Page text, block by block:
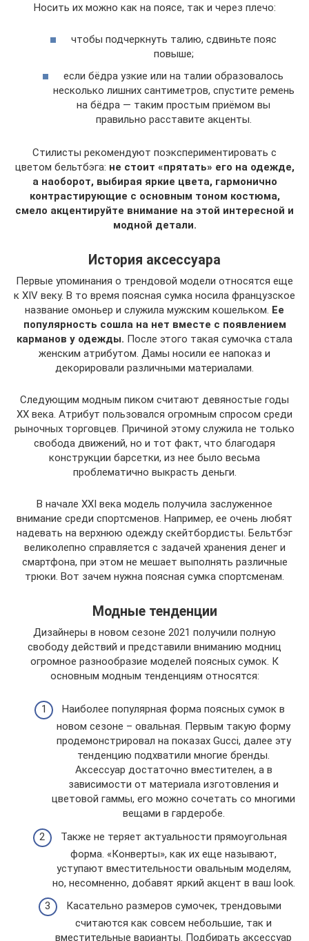
Носить их можно как на поясе, так и через плечо:
чтобы подчеркнуть талию, сдвиньте пояс
повыше;
если бёдра узкие или на талии образовалось
несколько лишних сантиметров, спустите ремень
на бёдра — таким простым приёмом вы
правильно расставите акценты.
Стилисты рекомендуют поэкспериментировать с
цветом бельтбэга: не стоит «прятать» его на одежде,
а наоборот, выбирая яркие цвета, гармонично
контрастирующие с основным тоном костюма,
смело акцентируйте внимание на этой интересной и
модной детали.
История аксессуара
Первые упоминания о трендовой модели относятся еще
к XIV веку. В то время поясная сумка носила французское
название омоньер и служила мужским кошельком. Ее
популярность сошла на нет вместе с появлением
карманов у одежды. После этого такая сумочка стала
женским атрибутом. Дамы носили ее напоказ и
декорировали различными материалами.
Следующим модным пиком считают девяностые годы
XX века. Атрибут пользовался огромным спросом среди
рыночных торговцев. Причиной этому служила не только
свобода движений, но и тот факт, что благодаря
конструкции барсетки, из нее было весьма
проблематично выкрасть деньги.
В начале XXI века модель получила заслуженное
внимание среди спортсменов. Например, ее очень любят
надевать на верхнюю одежду скейтбордисты. Бельтбэг
великолепно справляется с задачей хранения денег и
смартфона, при этом не мешает выполнять различные
трюки. Вот зачем нужна поясная сумка спортсменам.
Модные тенденции
Дизайнеры в новом сезоне 2021 получили полную
свободу действий и представили вниманию модниц
огромное разнообразие моделей поясных сумок. К
основным модным тенденциям относятся:
Наиболее популярная форма поясных сумок в
новом сезоне – овальная. Первым такую форму
продемонстрировал на показах Gucci, далее эту
тенденцию подхватили многие бренды.
Аксессуар достаточно вместителен, а в
зависимости от материала изготовления и
цветовой гаммы, его можно сочетать со многими
вещами в гардеробе.
Также не теряет актуальности прямоугольная
форма. «Конверты», как их еще называют,
уступают вместительности овальным моделям,
но, несомненно, добавят яркий акцент в ваш look.
Касательно размеров сумочек, трендовыми
считаются как совсем небольшие, так и
вместительные варианты. Подбирать аксессуар